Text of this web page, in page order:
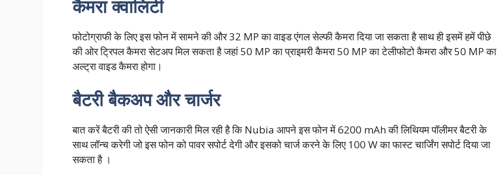
कैमरा क्वालिटी
फोटोग्राफी के लिए इस फोन में सामने की और 32 MP का वाइड एंगल सेल्फी कैमरा दिया जा सकता है साथ ही इसमें हमें पीछे
की ओर ट्रिपल कैमरा सेटअप मिल सकता है जहां 50 MP का प्राइमरी कैमरा 50 MP का टेलीफोटो कैमरा और 50 MP का
अल्ट्रा वाइड कैमरा होगा।
बैटरी बैकअप और चार्जर
बात करें बैटरी की तो ऐसी जानकारी मिल रही है कि Nubia आपने इस फोन में 6200 mAh की लिथियम पॉलीमर बैटरी के
साथ लॉन्च करेगी जो इस फोन को पावर सपोर्ट देगी और इसको चार्ज करने के लिए 100 W का फास्ट चार्जिंग सपोर्ट दिया जा
सकता है ।